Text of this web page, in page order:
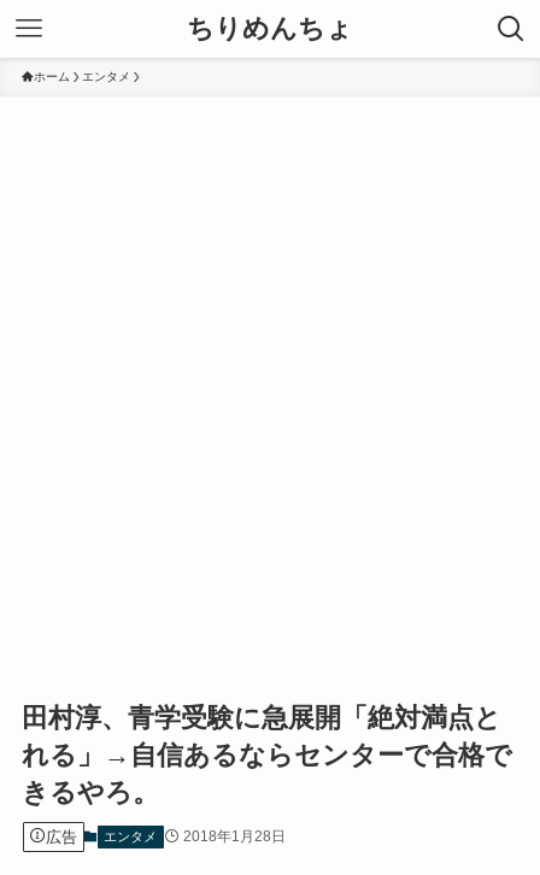
ちりめんちょ
ホーム エンタメ
田村淳、青学受験に急展開「絶対満点と
れる」→自信あるならセンターで合格で
きるやろ。
広告 エンタメ 2018年1月28日